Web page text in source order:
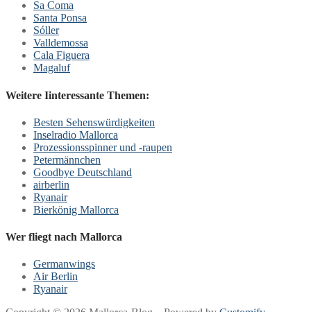
Sa Coma
Santa Ponsa
Sóller
Valldemossa
Cala Figuera
Magaluf
Weitere Iinteressante Themen:
Besten Sehenswürdigkeiten
Inselradio Mallorca
Prozessionsspinner und -raupen
Petermännchen
Goodbye Deutschland
airberlin
Ryanair
Bierkönig Mallorca
Wer fliegt nach Mallorca
Germanwings
Air Berlin
Ryanair